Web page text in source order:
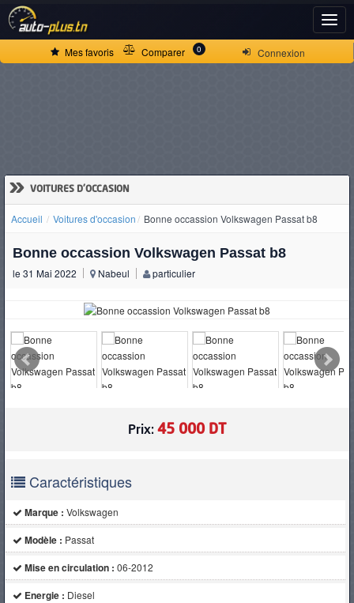
Connexion
Mes favoris Comparer 0
» VOITURES D'OCCASION
Accueil Voitures d'occasion Bonne occassion Volkswagen Passat b8
Bonne occassion Volkswagen Passat b8
le 31 Mai 2022 Nabeul particulier
Prix: 45 000 DT
Caractéristiques
Marque : Volkswagen
Modèle : Passat
Mise en circulation : 06-2012
Energie : Diesel
ACCUEIL
D'OCCASION
PNEUS